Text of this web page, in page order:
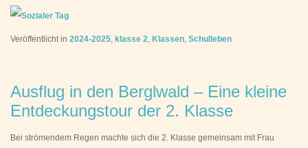
Veröffentlicht in 2024-2025, klasse 2, Klassen, Schulleben
Ausflug in den Berglwald – Eine kleine
Entdeckungstour der 2. Klasse
Bei strömendem Regen machte sich die 2. Klasse gemeinsam mit Frau